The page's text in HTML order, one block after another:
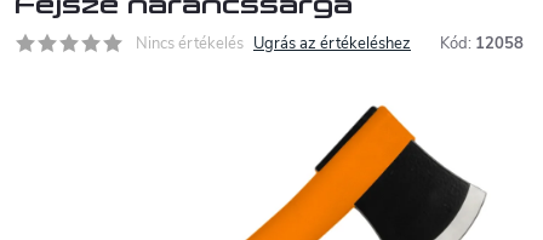
Nincs értékelés Ugrás az értékeléshez Kód: 12058